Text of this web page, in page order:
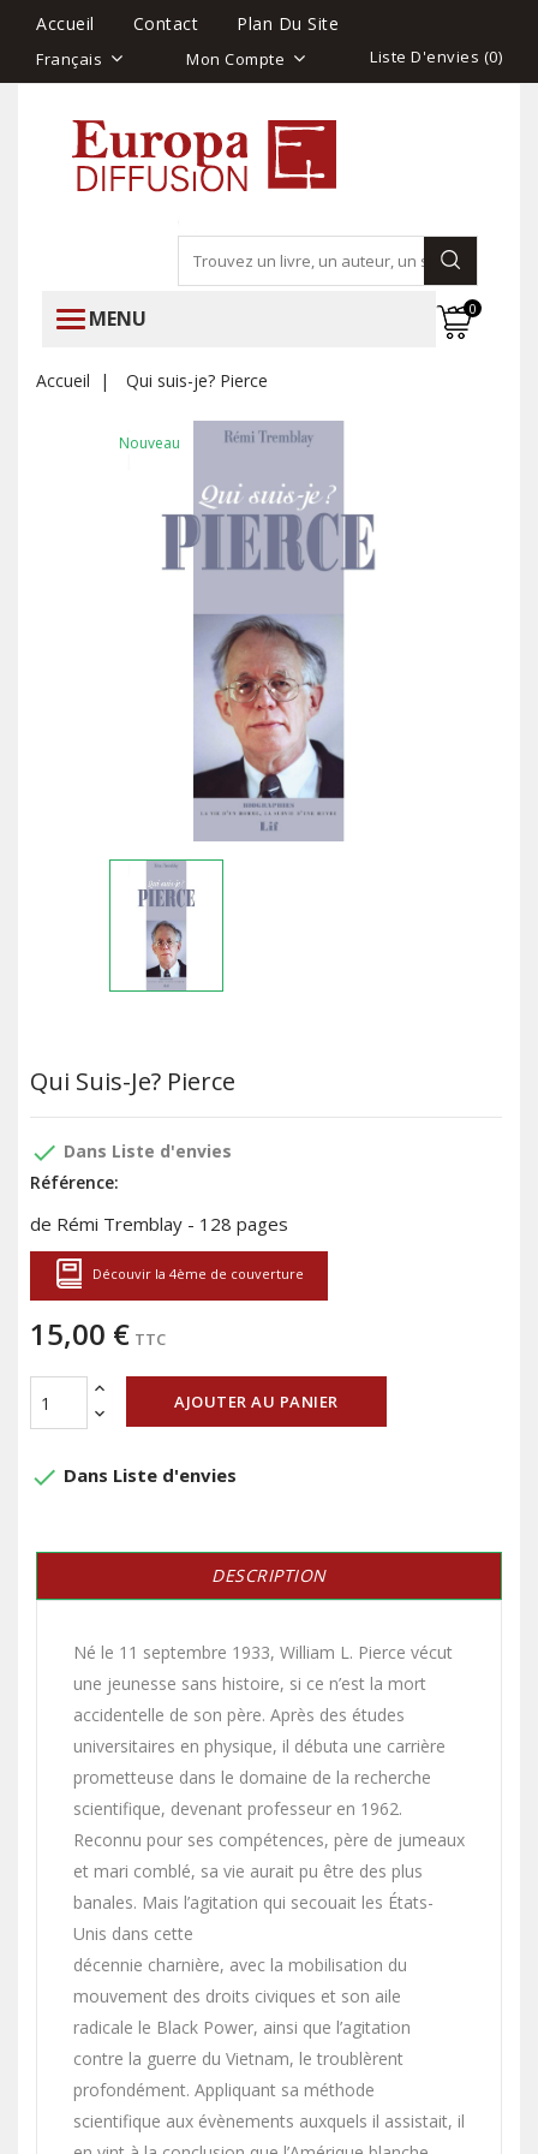
Accueil Contact Plan Du Site
Français Mon Compte Liste D'envies (0)
MENU 0
Accueil Qui suis-je? Pierce
Nouveau
Qui Suis-Je? Pierce
done Dans Liste d'envies
Référence:
de Rémi Tremblay - 128 pages
Découvir la 4ème de couverture
15,00 € TTC
AJOUTER AU PANIER
done Dans Liste d'envies
DESCRIPTION
Né le 11 septembre 1933, William L. Pierce vécut
une jeunesse sans histoire, si ce n’est la mort
accidentelle de son père. Après des études
universitaires en physique, il débuta une carrière
prometteuse dans le domaine de la recherche
scientifique, devenant professeur en 1962.
Reconnu pour ses compétences, père de jumeaux
et mari comblé, sa vie aurait pu être des plus
banales. Mais l’agitation qui secouait les États-
Unis dans cette
décennie charnière, avec la mobilisation du
mouvement des droits civiques et son aile
radicale le Black Power, ainsi que l’agitation
contre la guerre du Vietnam, le troublèrent
profondément. Appliquant sa méthode
scientifique aux évènements auxquels il assistait, il